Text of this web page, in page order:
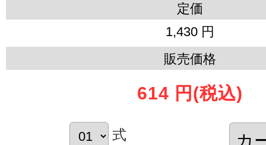
定価
1,430 円
販売価格
614 円 (税込)
式